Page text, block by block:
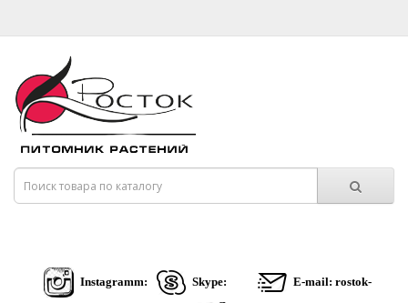
Instagramm: Skype: E-mail: rostok-